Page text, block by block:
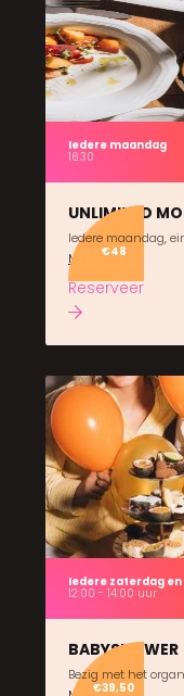
Iedere maandag
16:30
€48
UNLIMITED
Iedere maandag,
Meer info
Reserveer
Iedere zaterdag
12:00 - 14:00 uur
€39,50
BABYSHOWER
Bezig met het